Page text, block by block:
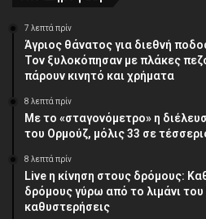
7 λεπτά πρίν
Άγριος θάνατος για διεθνή
Τον ξυλοκόπησαν με πλάκες
πάρουν κινητό και χρήματα
8 λεπτά πρίν
Με το «σταγονόμετρο» η
του Ορμούζ, μόλις 33 σε
8 λεπτά πρίν
Live η κίνηση στους δρόμους:
δρόμους γύρω από το λιμάνι
καθυστερήσεις